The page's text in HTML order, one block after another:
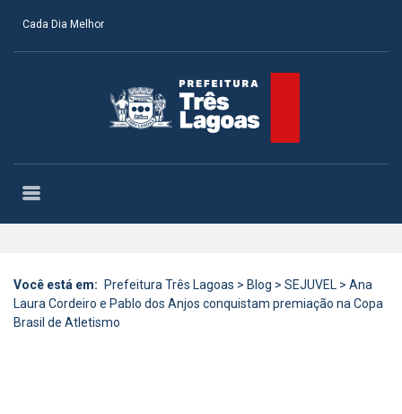
Cada Dia Melhor
Você está em: Prefeitura Três Lagoas > Blog > SEJUVEL > Ana
Laura Cordeiro e Pablo dos Anjos conquistam premiação na Copa
Brasil de Atletismo